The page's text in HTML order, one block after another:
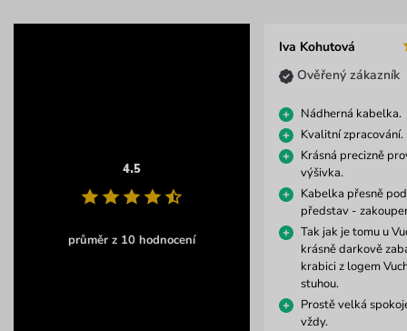
4.5
průměr z 10 hodnocení
Iva Kohutová
Ověřený zákazník
Nádherná kabelka.
Kvalitní zpracování.
Krásná precizně
výšivka.
Kabelka přesně
představ -
Tak jak je tomu u
krásně darkově
krabici z logem
stuhou.
Prostě velká
vždy.